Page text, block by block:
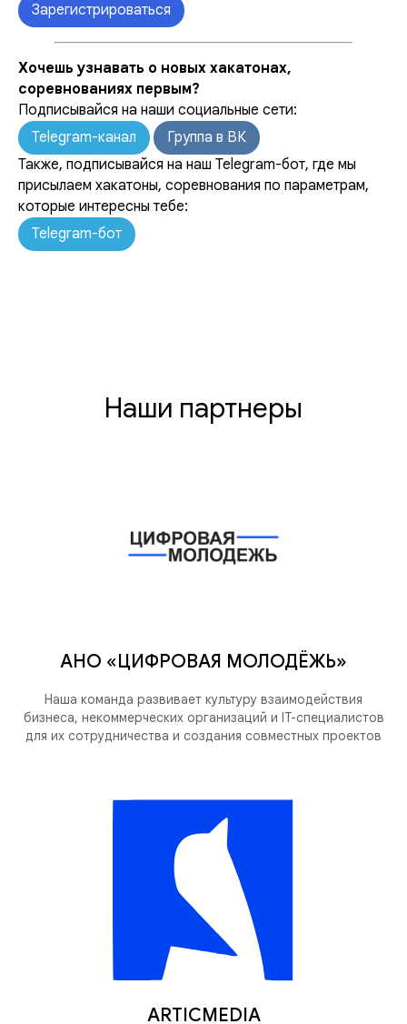
Зарегистрироваться
Хочешь узнавать о новых хакатонах,
соревнованиях первым?
Подписывайся на наши социальные сети:
Telegram-канал
Группа в ВК
Также, подписывайся на наш Telegram-бот, где мы
присылаем хакатоны, соревнования по параметрам,
которые интересны тебе:
Telegram-бот
Наши партнеры
АНО «ЦИФРОВАЯ МОЛОДЁЖЬ»
Наша команда развивает культуру взаимодействия
бизнеса, некоммерческих организаций и IT-специалистов
для их сотрудничества и создания совместных проектов
ARTICMEDIA